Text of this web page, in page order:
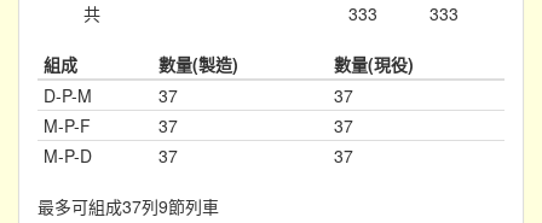
共 333 333
組成 數量(製造)
數量(現役)
D-P-M
37
37
M-P-F
37
37
M-P-D
37 37
最多可組成37列9節列車